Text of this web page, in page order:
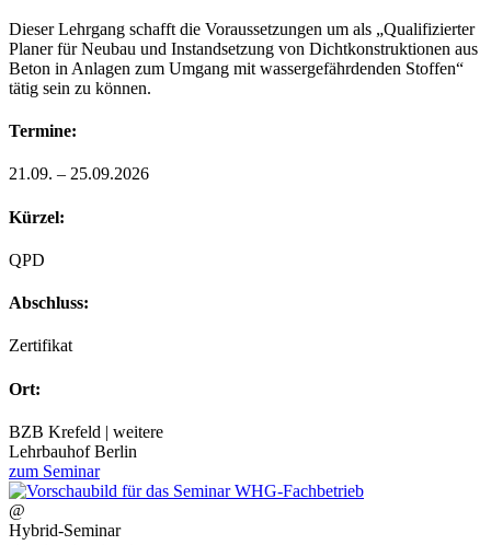
Dieser Lehrgang schafft die Voraussetzungen um als „Qualifizierter
Planer für Neubau und Instandsetzung von Dichtkonstruktionen aus
Beton in Anlagen zum Umgang mit wassergefährdenden Stoffen“
tätig sein zu können.
Termine:
21.09. – 25.09.2026
Kürzel:
QPD
Abschluss:
Zertifikat
Ort:
BZB Krefeld | weitere
Lehrbauhof Berlin
zum Seminar
@
Hybrid-Seminar